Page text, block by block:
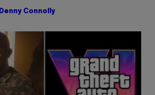
Denny Connolly